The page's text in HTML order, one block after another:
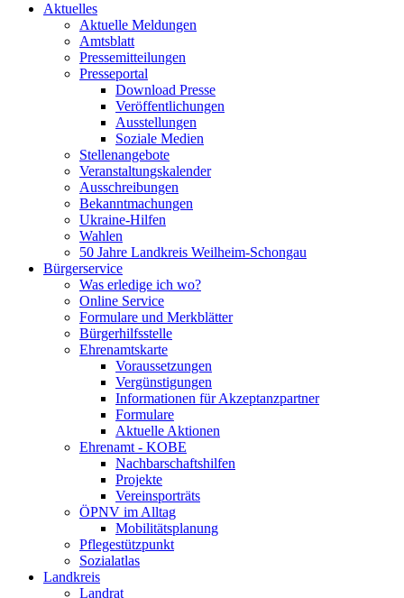
Aktuelles
Aktuelle Meldungen
Amtsblatt
Pressemitteilungen
Presseportal
Download Presse
Veröffentlichungen
Ausstellungen
Soziale Medien
Stellenangebote
Veranstaltungskalender
Ausschreibungen
Bekanntmachungen
Ukraine-Hilfen
Wahlen
50 Jahre Landkreis Weilheim-Schongau
Bürgerservice
Was erledige ich wo?
Online Service
Formulare und Merkblätter
Bürgerhilfsstelle
Ehrenamtskarte
Voraussetzungen
Vergünstigungen
Informationen für Akzeptanzpartner
Formulare
Aktuelle Aktionen
Ehrenamt - KOBE
Nachbarschaftshilfen
Projekte
Vereinsporträts
ÖPNV im Alltag
Mobilitätsplanung
Pflegestützpunkt
Sozialatlas
Landkreis
Landrat